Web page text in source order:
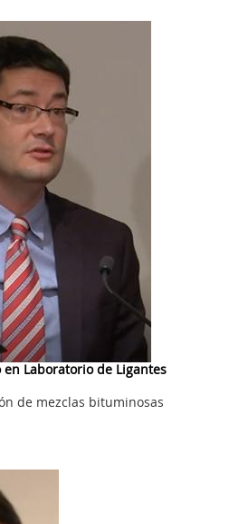
Laboratorio de Ligantes
de mezclas bituminosas